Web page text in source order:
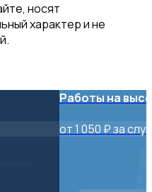
носят
характер и не
Работы на
от 1 050 ₽ за